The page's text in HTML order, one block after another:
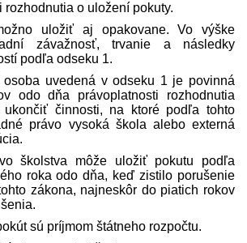
rozhodnutia o uložení pokuty.
uložiť aj opakovane. Vo výške
závažnosť, trvanie a následky
podľa odseku 1.
osoba uvedená v odseku 1 je povinná
odo dňa právoplatnosti rozhodnutia
činnosti, na ktoré podľa tohto
právo vysoká škola alebo externá
školstva môže uložiť pokutu podľa
roka odo dňa, keď zistilo porušenie
zákona, najneskôr do piatich rokov
sú príjmom štátneho rozpočtu.